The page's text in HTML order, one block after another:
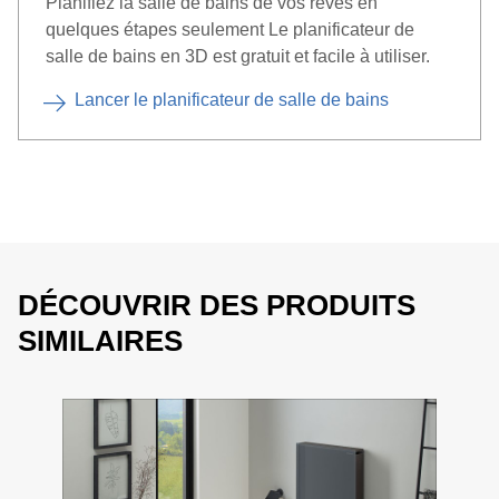
quelques étapes seulement Le planificateur de
salle de bains en 3D est gratuit et facile à utiliser.
Lancer le planificateur de salle de bains
DÉCOUVRIR DES PRODUITS
SIMILAIRES